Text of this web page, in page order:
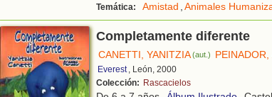
Temática: Amistad ,Animales
Completamente diferente
CANETTI, YANITZIA(aut.)
Everest , León, 2000
Colección: Rascacielos